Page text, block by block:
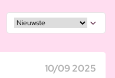
10/09 2025